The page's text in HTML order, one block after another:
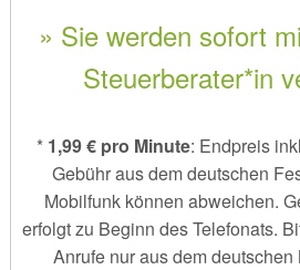
» Sie werden sofort
Steuerberater*in
* 1,99 € pro Minute: Endpreis
Gebühr aus dem deutschen
Mobilfunk können abweichen.
erfolgt zu Beginn des Telefonats.
Anrufe nur aus dem